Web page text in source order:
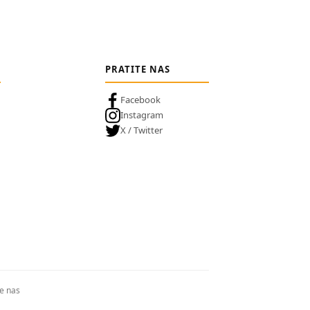
PRATITE NAS
Facebook
Instagram
X / Twitter
nas